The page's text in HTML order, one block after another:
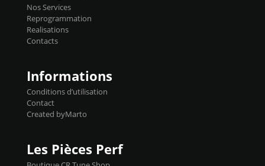
l'aide du flashpro OPTION ECONOMIQUES
Reprog SP 98 sur le calculateur d'origine
450€ TTC Un gain d'environ 10cv et 15nm
Nos Services
Reprogrammation
Realisations
Contacts
Informations
Conditions d’utilisation
Contact
Created byMarto
Les Pièces Perf